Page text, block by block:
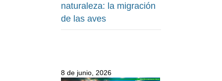
naturaleza: la migración
de las aves
8 de junio, 2026